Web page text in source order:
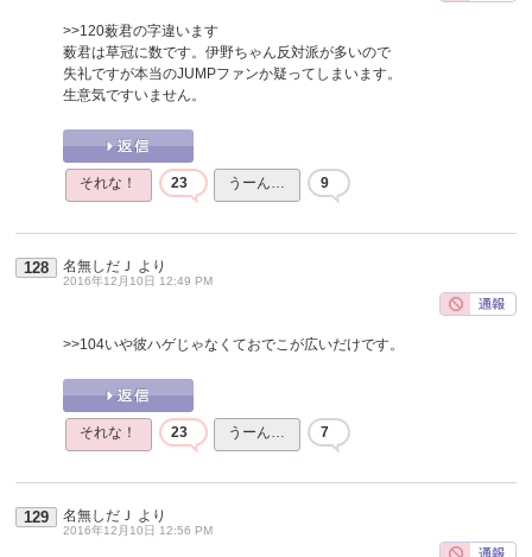
>>120薮君の字違います
薮君は草冠に数です。伊野ちゃん反対派が多いので
失礼ですが本当のJUMPファンか疑ってしまいます。
生意気ですいません。
それな！ 23 うーん… 9
128 名無しだＪ より
2016年12月10日 12:49 PM
>>104いや彼ハゲじゃなくておでこが広いだけです。
それな！ 23 うーん… 7
129 名無しだＪ より
2016年12月10日 12:56 PM